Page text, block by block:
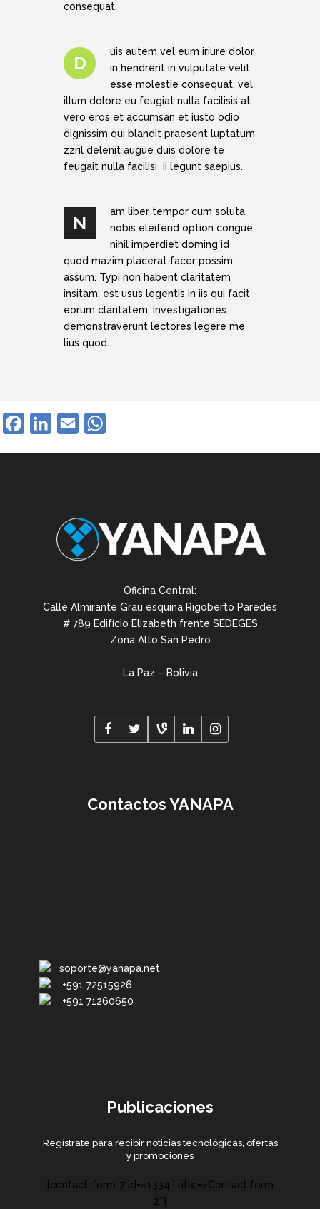
consequat.
D
uis autem vel eum iriure dolor
in hendrerit in vulputate velit
esse molestie consequat, vel
illum dolore eu feugiat nulla facilisis at
vero eros et accumsan et iusto odio
dignissim qui blandit praesent luptatum
zzril delenit augue duis dolore te
feugait nulla facilisi ii legunt saepius.
N
am liber tempor cum soluta
nobis eleifend option congue
nihil imperdiet doming id
quod mazim placerat facer possim
assum. Typi non habent claritatem
insitam; est usus legentis in iis qui facit
eorum claritatem. Investigationes
demonstraverunt lectores legere me
lius quod.
FacebookLinkedIn
Email
Oficina Central:
Calle Almirante Grau esquina Rigoberto Paredes
# 789 Edifício Elizabeth frente SEDEGES
Zona Alto San Pedro
La Paz – Bolivia
Contactos YANAPA
soporte@yanapa.net
+591 72515926
+591 71260650
Publicaciones
Regístrate para recibir noticias tecnológicas, ofertas
y promociones
[contact-form-7 id=»1334″ title=»Contact form
2″]